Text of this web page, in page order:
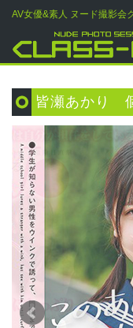
AV女優&素人 ヌード撮影会
皆瀬あかり